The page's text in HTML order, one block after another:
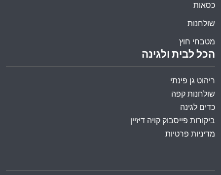
הכל לבית ולגינה
ריהוט גן פינתי
שולחנות קפה
כדים לגינה
ביקורות פייסבוק קויה דיזיין
מדיניות פרטיות
כסאות
שולחנות
מטבחי חוץ